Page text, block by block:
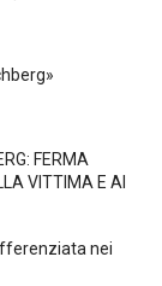
FERMA
VITTIMA E AI
nei